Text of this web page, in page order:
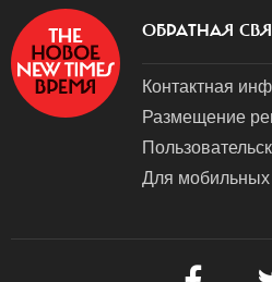
ОБРАТНАЯ
Контактная
Размещение
Для мобильных